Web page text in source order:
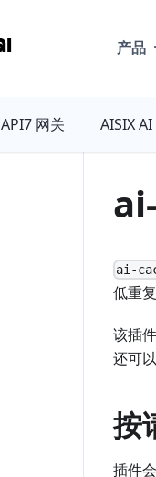
产品
API7 网关 AISIX
ai-
低重
该插
还可
按
插件